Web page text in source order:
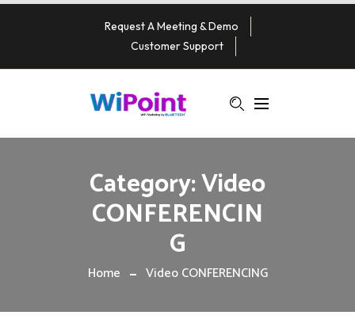
Request A Meeting & Demo
Customer Support
Category:Video
CONFERENCIN
G
Home Video CONFERENCING